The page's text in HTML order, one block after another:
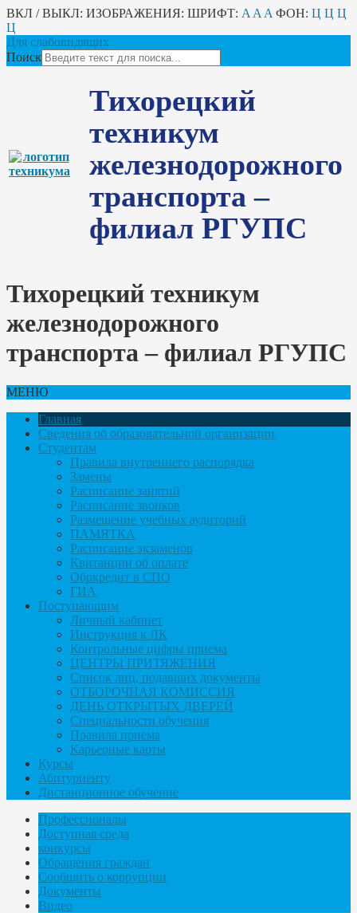
ВКЛ / ВЫКЛ: ИЗОБРАЖЕНИЯ: ШРИФТ: A A A ФОН: Ц Ц Ц
Ц
Для слабовидящих
Поиск
Тихорецкий
техникум
железнодорожного
транспорта –
филиал РГУПС
Тихорецкий техникум
железнодорожного
транспорта – филиал РГУПС
МЕНЮ
Главная
Сведения об образовательной организации
Студентам
Правила внутреннего распорядка
Замены
Расписание занятий
Расписание звонков
Размещение учебных аудиторий
ПАМЯТКА
Расписание экзаменов
Квитанции об оплате
Обркредит в СПО
ГИА
Поступающим
Личный кабинет
Инструкция к ЛК
Контрольные цифры приема
ЦЕНТРЫ ПРИТЯЖЕНИЯ
Список лиц, подавших документы
ОТБОРОЧНАЯ КОМИССИЯ
ДЕНЬ ОТКРЫТЫХ ДВЕРЕЙ
Специальности обучения
Правила приема
Карьерные карты
Курсы
Абитуриенту
Дистанционное обучение
Профессионалы
Доступная среда
конкурсы
Обращения граждан
Сообщить о коррупции
Документы
Видео